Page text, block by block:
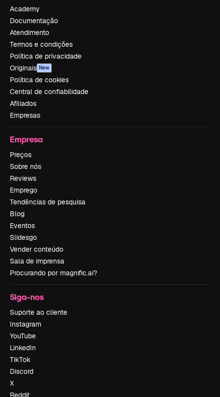
Academy
Documentação
Atendimento
Termos e condições
Política de privacidade
Originais New
Política de cookies
Central de confiabilidade
Afiliados
Empresas
Empresa
Preços
Sobre nós
Reviews
Emprego
Tendências de pesquisa
Blog
Eventos
Slidesgo
Vender conteúdo
Sala de imprensa
Procurando por magnific.ai?
Siga-nos
Suporte ao cliente
Instagram
YouTube
LinkedIn
TikTok
Discord
X
Reddit